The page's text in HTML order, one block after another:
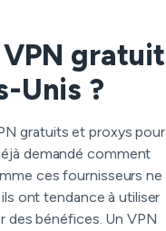
gratuit
Unis ?
gratuits et proxys pour
demandé comment
ces fournisseurs ne
ont tendance à utiliser
des bénéfices. Un VPN